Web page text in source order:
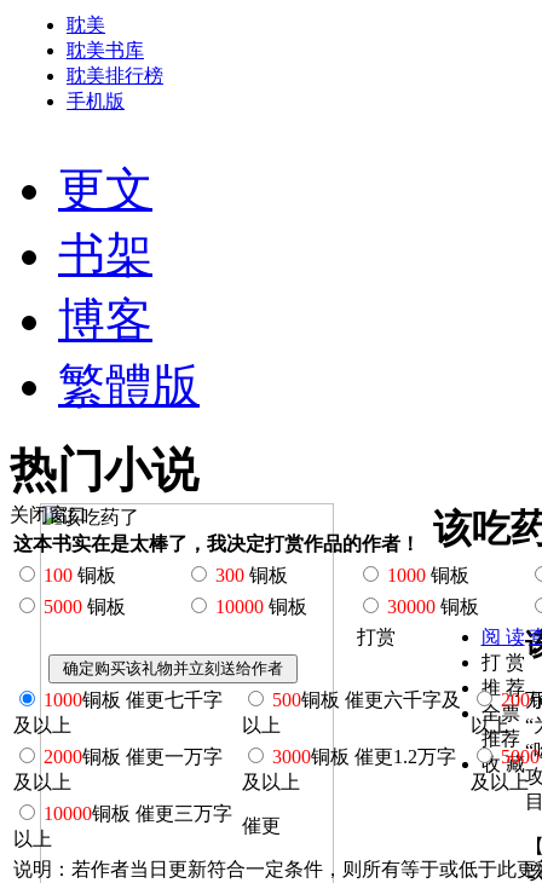
耽美
耽美书库
耽美排行榜
手机版
更文
书架
博客
繁體版
热门小说
关闭窗口
这本书实在是太棒了，我决定打赏作品的作者！
100 铜板 300 铜板 1000 铜板
5000 铜板 10000 铜板 30000 铜板
打赏
1000铜板 催更七千字
及以上
500铜板 催更六千字及
以上
200
以上
2000铜板 催更一万字
及以上
3000铜板 催更1.2万字
及以上
5000
及以上
10000铜板 催更三万字
以上
催更
说明：若作者当日更新符合一定条件，则所有等于或低于此
该吃
阅 读
打 赏
推 荐
全票
推荐
收 藏
“
“